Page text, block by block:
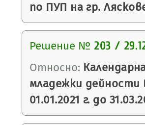
по ПУП на гр.
Решение № 203 /
Относно:
младежки дейности
01.01.2021 г. до